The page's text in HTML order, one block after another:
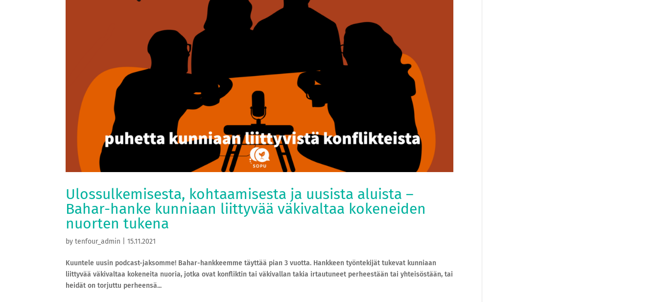
Ulossulkemisesta, kohtaamisesta ja uusista aluista –
Bahar-hanke kunniaan liittyvää väkivaltaa kokeneiden
nuorten tukena
bytenfour_admin |15.11.2021
Kuuntele uusin podcast-jaksomme! Bahar-hankkeemme täyttää pian 3 vuotta. Hankkeen työntekijät tukevat kunniaan
liittyvää väkivaltaa kokeneita nuoria, jotka ovat konfliktin tai väkivallan takia irtautuneet perheestään tai yhteisöstään, tai
heidät on torjuttu perheensä...